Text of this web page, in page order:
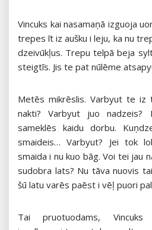
Vincuks kai nasamaņā izguoja
trepes īt iz aušku i leju, ka nu
dzeivūkļus. Trepu telpā beja
steigtīs. Jis te pat nūlēme
Metēs mikrēslis. Varbyut te iz
nakti? Varbyut juo
sameklēs kaidu dorbu.
smaideis… Varbyut? Jei tok
smaida i nu kuo bāg. Voi tei jau
sudobra lats? Nu tāva nuovis
šū latu varēs paēst i vēļ puori
Tai pruotuodams, Vincuks